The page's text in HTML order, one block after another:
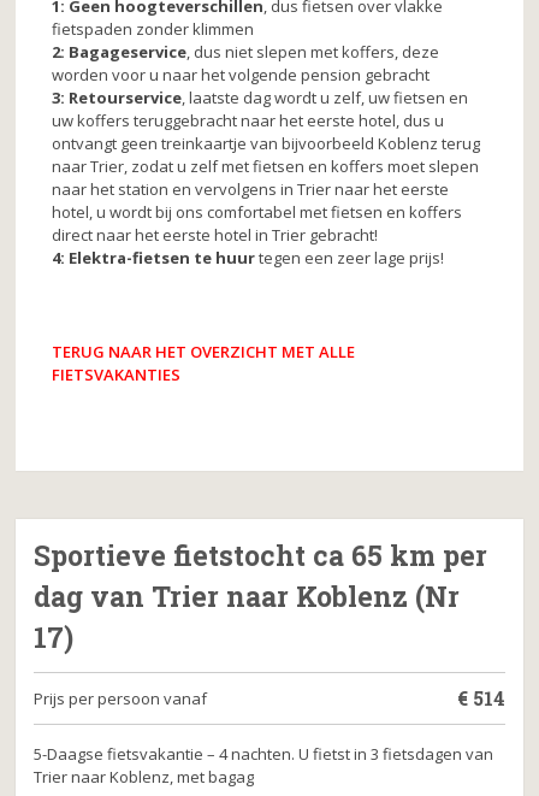
1: Geen hoogteverschillen, dus fietsen over vlakke
fietspaden zonder klimmen
2: Bagageservice, dus niet slepen met koffers, deze
worden voor u naar het volgende pension gebracht
3: Retourservice, laatste dag wordt u zelf, uw fietsen en
uw koffers teruggebracht naar het eerste hotel, dus u
ontvangt geen treinkaartje van bijvoorbeeld Koblenz terug
naar Trier, zodat u zelf met fietsen en koffers moet slepen
naar het station en vervolgens in Trier naar het eerste
hotel, u wordt bij ons comfortabel met fietsen en koffers
direct naar het eerste hotel in Trier gebracht!
4: Elektra-fietsen te huurtegen een zeer lage prijs!
TERUG NAAR HET OVERZICHT MET ALLE
FIETSVAKANTIES
Sportieve fietstocht ca 65 km per
dag van Trier naar Koblenz (Nr
17)
Prijs per persoon vanaf € 514
5-Daagse fietsvakantie – 4 nachten. U fietst in 3 fietsdagen van
Trier naar Koblenz, met bagag